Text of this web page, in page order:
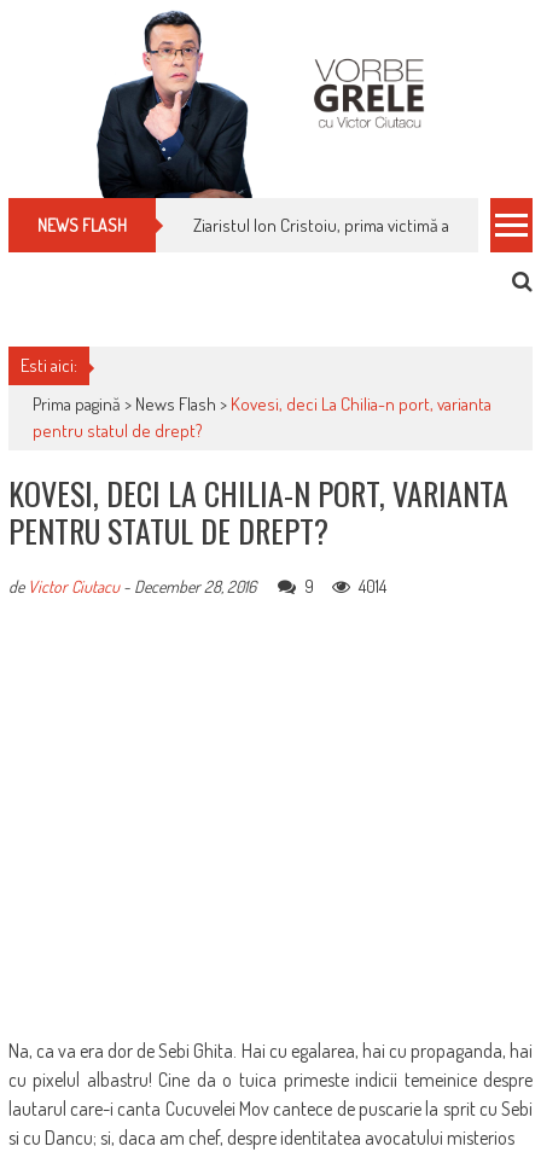
NEWS FLASH Ziaristul Ion Cristoiu, prima victimă a noi
Esti aici:
Prima pagină > News Flash > Kovesi, deci La Chilia-n port, varianta
pentru statul de drept?
KOVESI, DECI LA CHILIA-N PORT, VARIANTA
PENTRU STATUL DE DREPT?
de Victor Ciutacu- December 28, 2016 9 4014
Na, ca va era dor de Sebi Ghita. Hai cu egalarea, hai cu propaganda, hai
cu pixelul albastru! Cine da o tuica primeste indicii temeinice despre
lautarul care-i canta Cucuvelei Mov cantece de puscarie la sprit cu Sebi
si cu Dancu; si, daca am chef, despre identitatea avocatului misterios